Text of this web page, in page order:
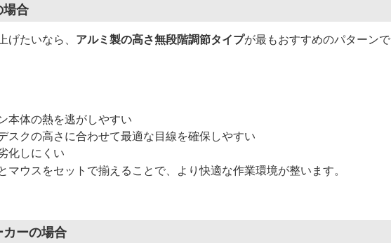
場合
たいなら、 アルミ製の高さ無段階調節タイプが最もおすすめのパターンで
本体の熱を逃がしやすい
スクの高さに合わせて最適な目線を確保しやすい
化しにくい
ウスをセットで揃えることで、より快適な作業環境が整います。
ーの場合